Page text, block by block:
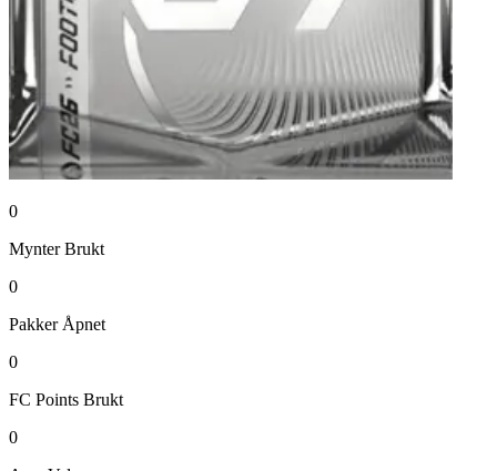
0
Mynter Brukt
0
Pakker Åpnet
0
FC Points Brukt
0